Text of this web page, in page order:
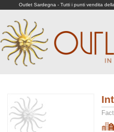
Outlet Sardegna - Tutti i punti vendita